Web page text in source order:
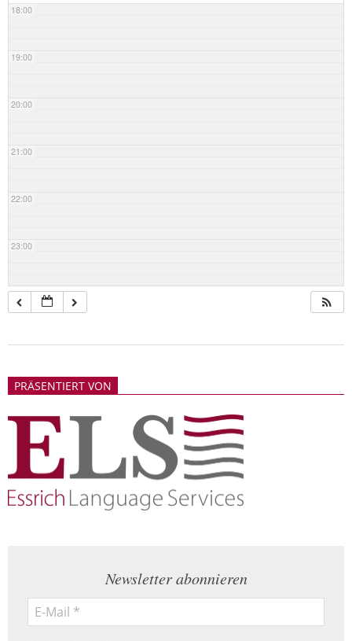
18:00
19:00
20:00
21:00
22:00
23:00
21PRÄSENTIERT VON
Newsletter abonnieren